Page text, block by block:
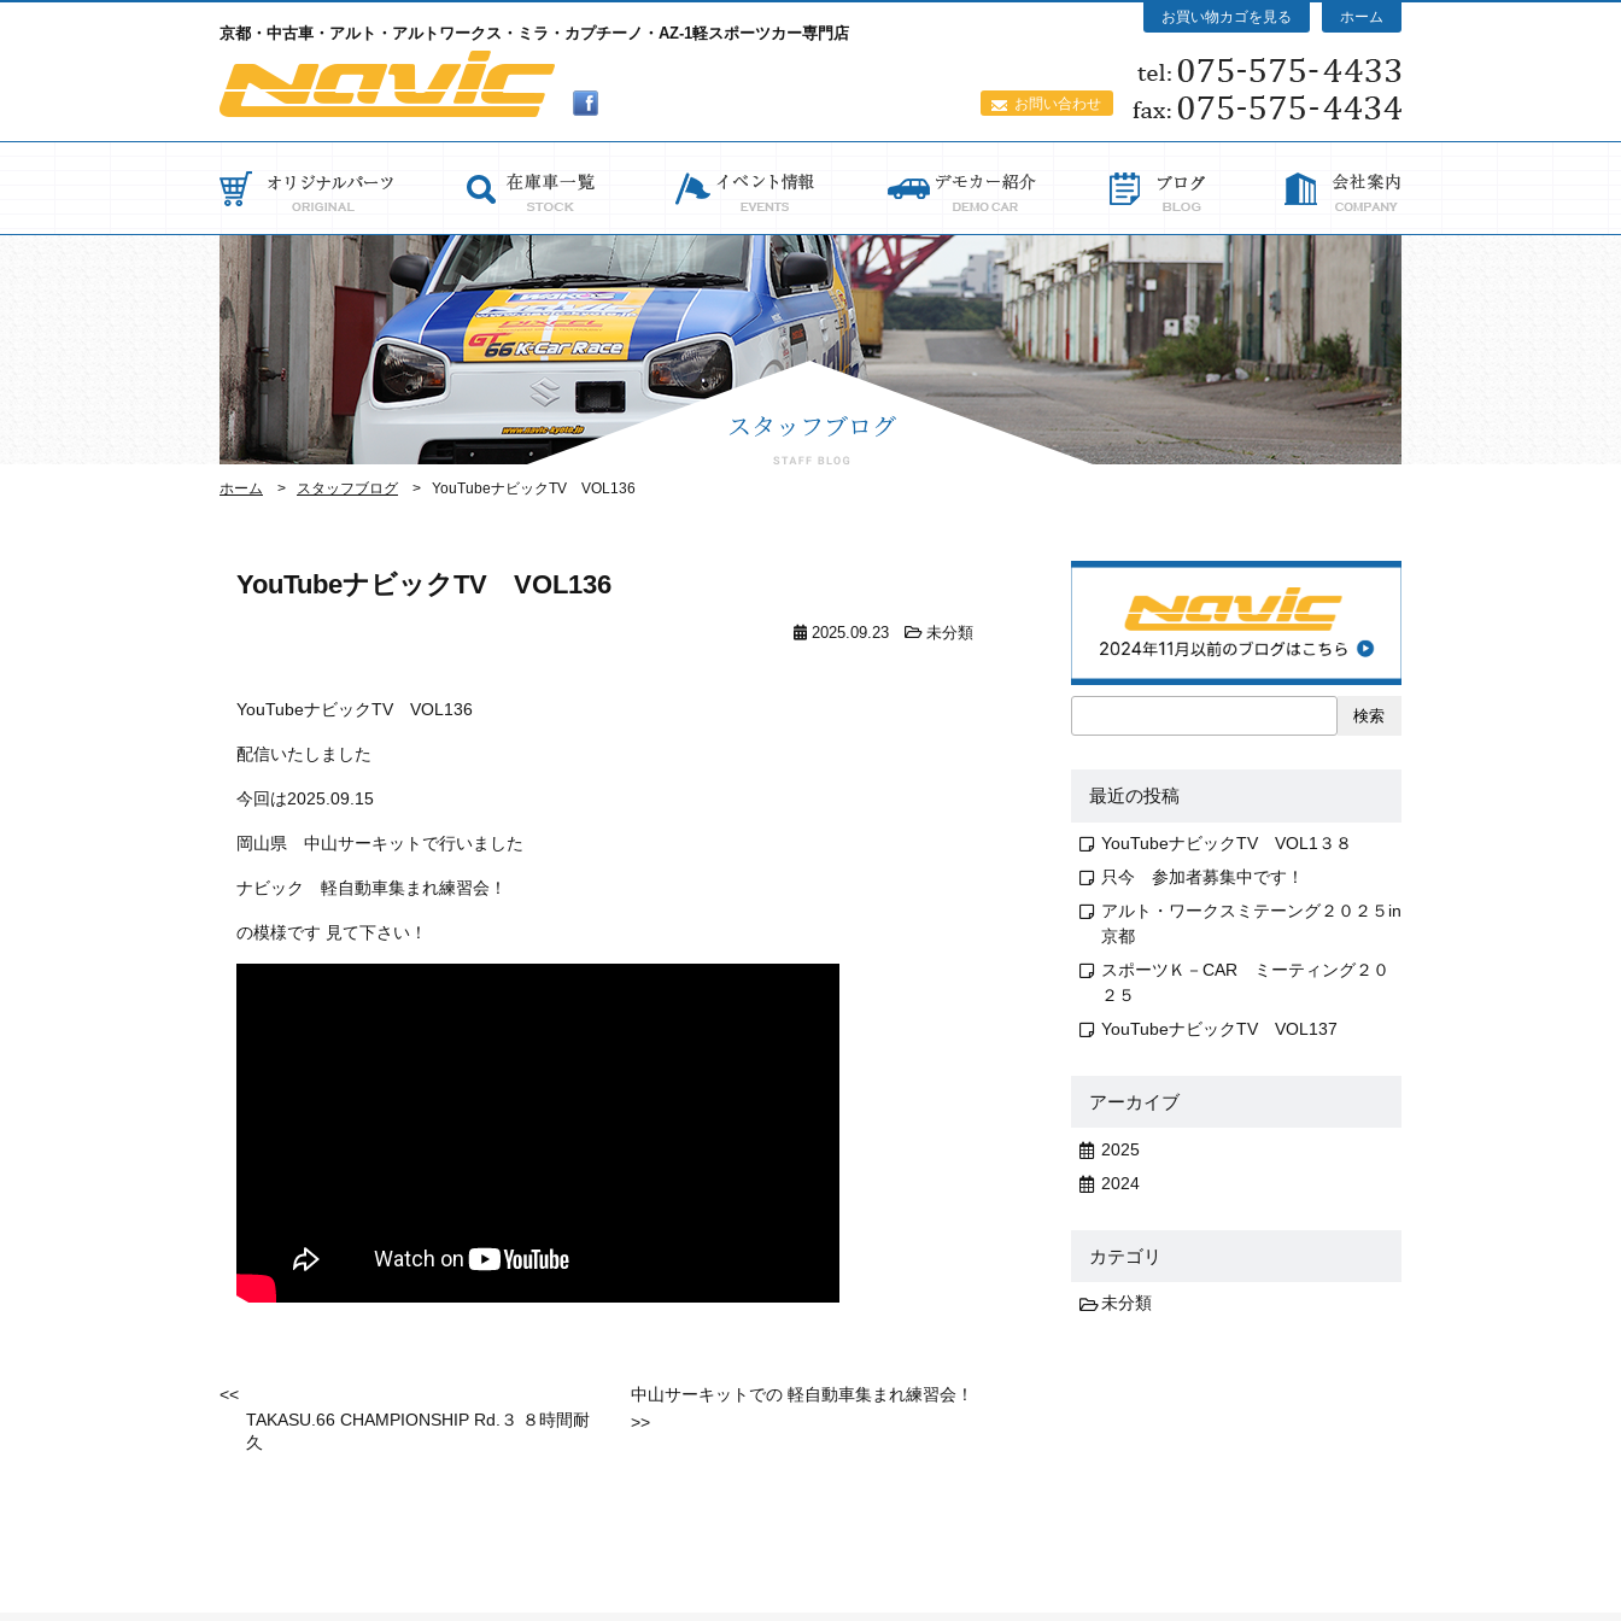
京都・中古車・アルト・アルトワークス・ミラ・カプチーノ・AZ-1軽スポーツカー専門店
ホーム
お買い物カゴを見る
お問い合わせ
ホーム スタッフブログ YouTubeナビックTV VOL136
YouTubeナビックTV VOL136
2025.09.23 未分類
YouTubeナビックTV VOL136
配信いたしました
今回は2025.09.15
岡山県 中山サーキットで行いました
ナビック 軽自動車集まれ練習会！
の模様です 見て下さい！
中山サーキットでの 軽自動車集まれ練習会！
>>
<<
TAKASU.66 CHAMPIONSHIP Rd.３ ８時間耐
久
検索
最近の投稿
YouTubeナビックTV VOL1３８
只今 参加者募集中です！
アルト・ワークスミテーング２０２５in
京都
スポーツＫ－CAR ミーティング２０
２５
YouTubeナビックTV VOL137
アーカイブ
2025
2024
カテゴリ
未分類